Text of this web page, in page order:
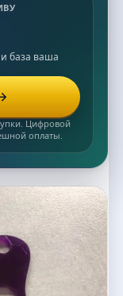
база ваша
Цифровой
оплаты.